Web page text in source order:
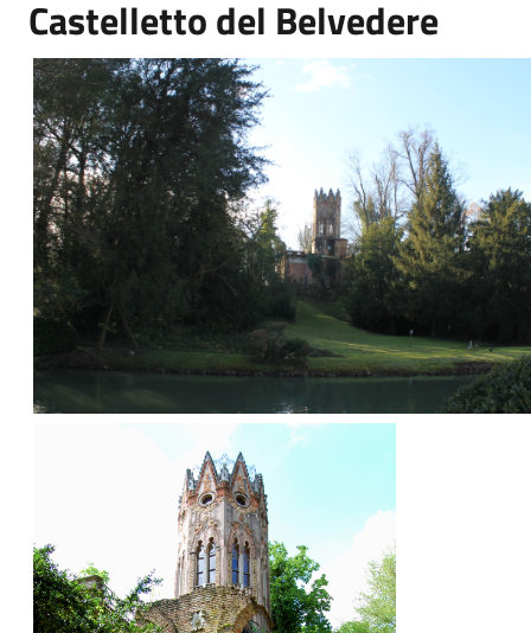
Castelletto del Belvedere